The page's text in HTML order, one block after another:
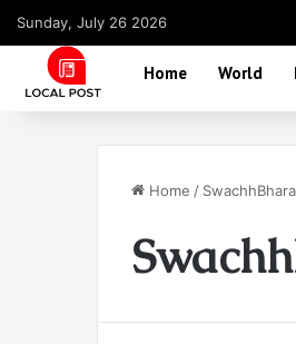
Sunday, July 26 2026
Home World
Home /